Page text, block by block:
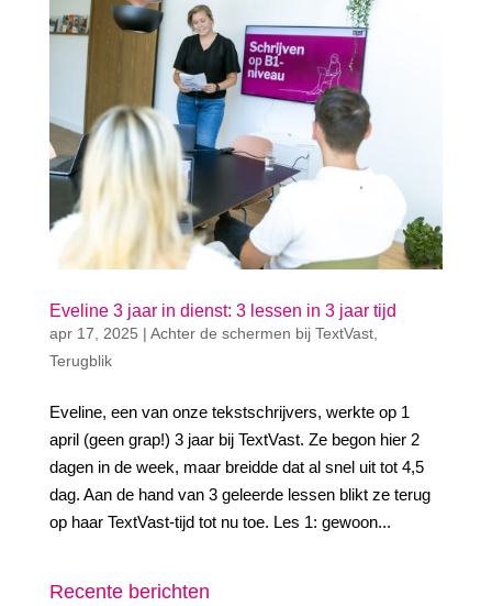
Eveline 3 jaar in dienst: 3 lessen in 3 jaar tijd
apr 17, 2025 | Achter de schermen bij TextVast,
Terugblik
Eveline, een van onze tekstschrijvers, werkte op 1
april (geen grap!) 3 jaar bij TextVast. Ze begon hier 2
dagen in de week, maar breidde dat al snel uit tot 4,5
dag. Aan de hand van 3 geleerde lessen blikt ze terug
op haar TextVast-tijd tot nu toe. Les 1: gewoon...
Recente berichten